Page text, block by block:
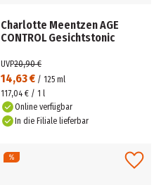
Charlotte Meentzen AGE
CONTROL Gesichtstonic
14,63 € / 125 ml
UVP20,90 €
117,04 € / 1 l
Online verfügbar
In die Filiale lieferbar